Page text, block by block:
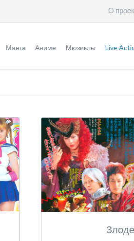
О
Манга
Оригинальная версия
Переизданная версия
Переиздание: кандзэмбан
Переиздание: бунко
Флеш-манга
Пересказ событий
Аниме
Ремейк "Кристалл" (2014 -
Мюзиклы
Специальное
Актеры
Создатели
Печатная
Саундтреки
Видео
Мюзиклы для
Live